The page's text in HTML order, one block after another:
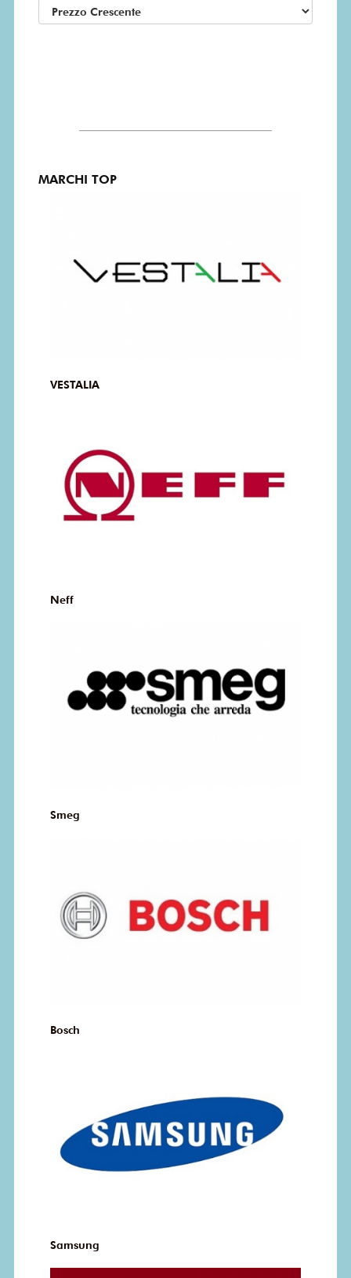
MARCHI TOP
VESTALIA
Neff
Smeg
Bosch
Samsung